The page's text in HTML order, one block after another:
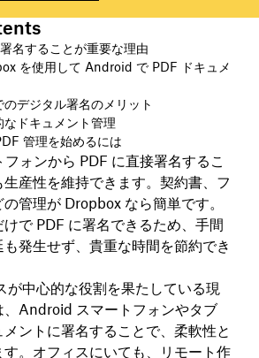
名することが重要な理由
を使用して Android で PDF ドキュメ
デジタル署名のメリット
ドキュメント管理
管理を始めるには
ォンから PDF に直接署名するこ
産性を維持できます。契約書、フ
管理が Dropbox なら簡単です。
で PDF に署名できるため、手間
発生せず、貴重な時間を節約でき
が中心的な役割を果たしている現
、Android スマートフォンやタブ
ントに署名することで、柔軟性と
。オフィスにいても、リモート作